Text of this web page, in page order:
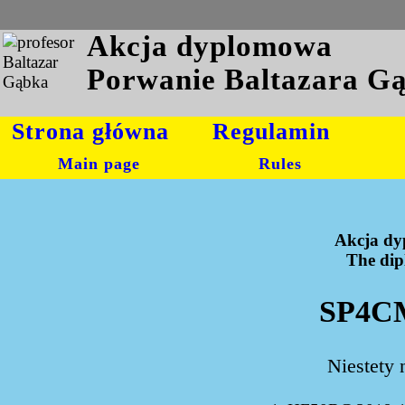
Akcja dyplomowa
Porwanie Baltazara
Strona główna
Main page
Regulamin
Rules
Akcja
The
Niestety